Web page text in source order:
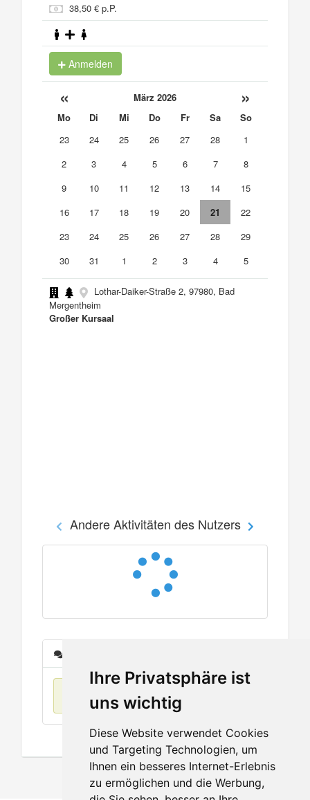
Ihre Privatsphäre ist
uns wichtig
Diese Website verwendet Cookies
und Targeting Technologien, um
Ihnen ein besseres Internet-Erlebnis
zu ermöglichen und die Werbung,
38,50 € p.P.
Anmelden
« März 2026 »
Mo Di Mi Do Fr Sa
So
23
24 25 26 27 28
1
2
3 4 5 6 7
8
9
10 11 12 13 14
15
16
17 18 19 20 21
22
23
24 25 26 27 28
29
30
31 1 2 3 4 5
Lothar-Daiker-Straße 2, 97980, Bad
Mergentheim
Großer Kursaal
Andere Aktivitäten des Nutzers
Keine Einträge